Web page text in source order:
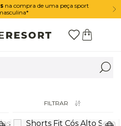
na compra de uma peça sport
FILTRAR